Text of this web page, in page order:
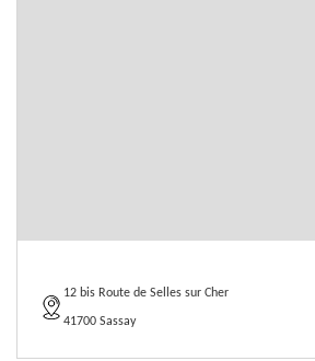
12 bis Route de Selles sur Cher
41700 Sassay